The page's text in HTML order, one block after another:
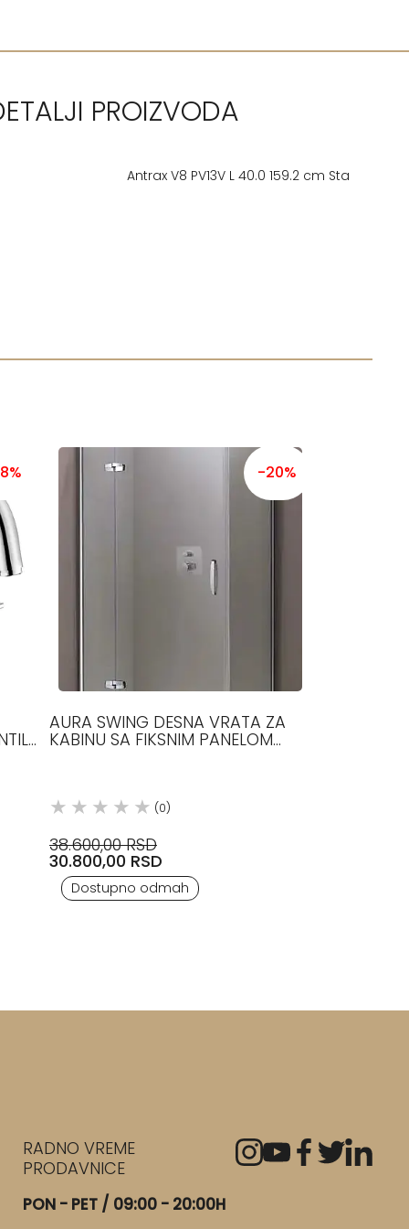
PROIZVODA
Antrax V8 PV13V L 40.0 159.2 cm Sta
-20%
AURA SWING DESNA VRATA ZA
KABINU SA FIKSNIM PANELOM
(0)
38.600,00 RSD
30.800,00 RSD
Dostupno odmah
RADNO VREME
PRODAVNICE
PON - PET / 09:00 - 20:00H